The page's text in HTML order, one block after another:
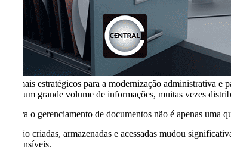
mais estratégicos para a modernização administrativa
um grande volume de informações, muitas vezes
para o gerenciamento de documentos não é apenas
são criadas, armazenadas e acessadas mudou
sensíveis.